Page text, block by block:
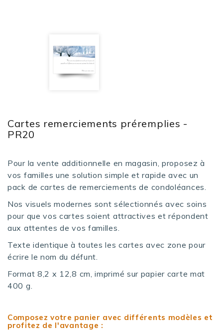
Cartes remerciements préremplies -
PR20
Pour la vente additionnelle en magasin, proposez à
vos familles une solution simple et rapide avec un
pack de cartes de remerciements de condoléances.
Nos visuels modernes sont sélectionnés avec soins
pour que vos cartes soient attractives et répondent
aux attentes de vos familles.
Texte identique à toutes les cartes avec zone pour
écrire le nom du défunt.
Format 8,2 x 12,8 cm, imprimé sur papier carte mat
400 g.
Composez votre panier avec différents modèles et
profitez de l'avantage :